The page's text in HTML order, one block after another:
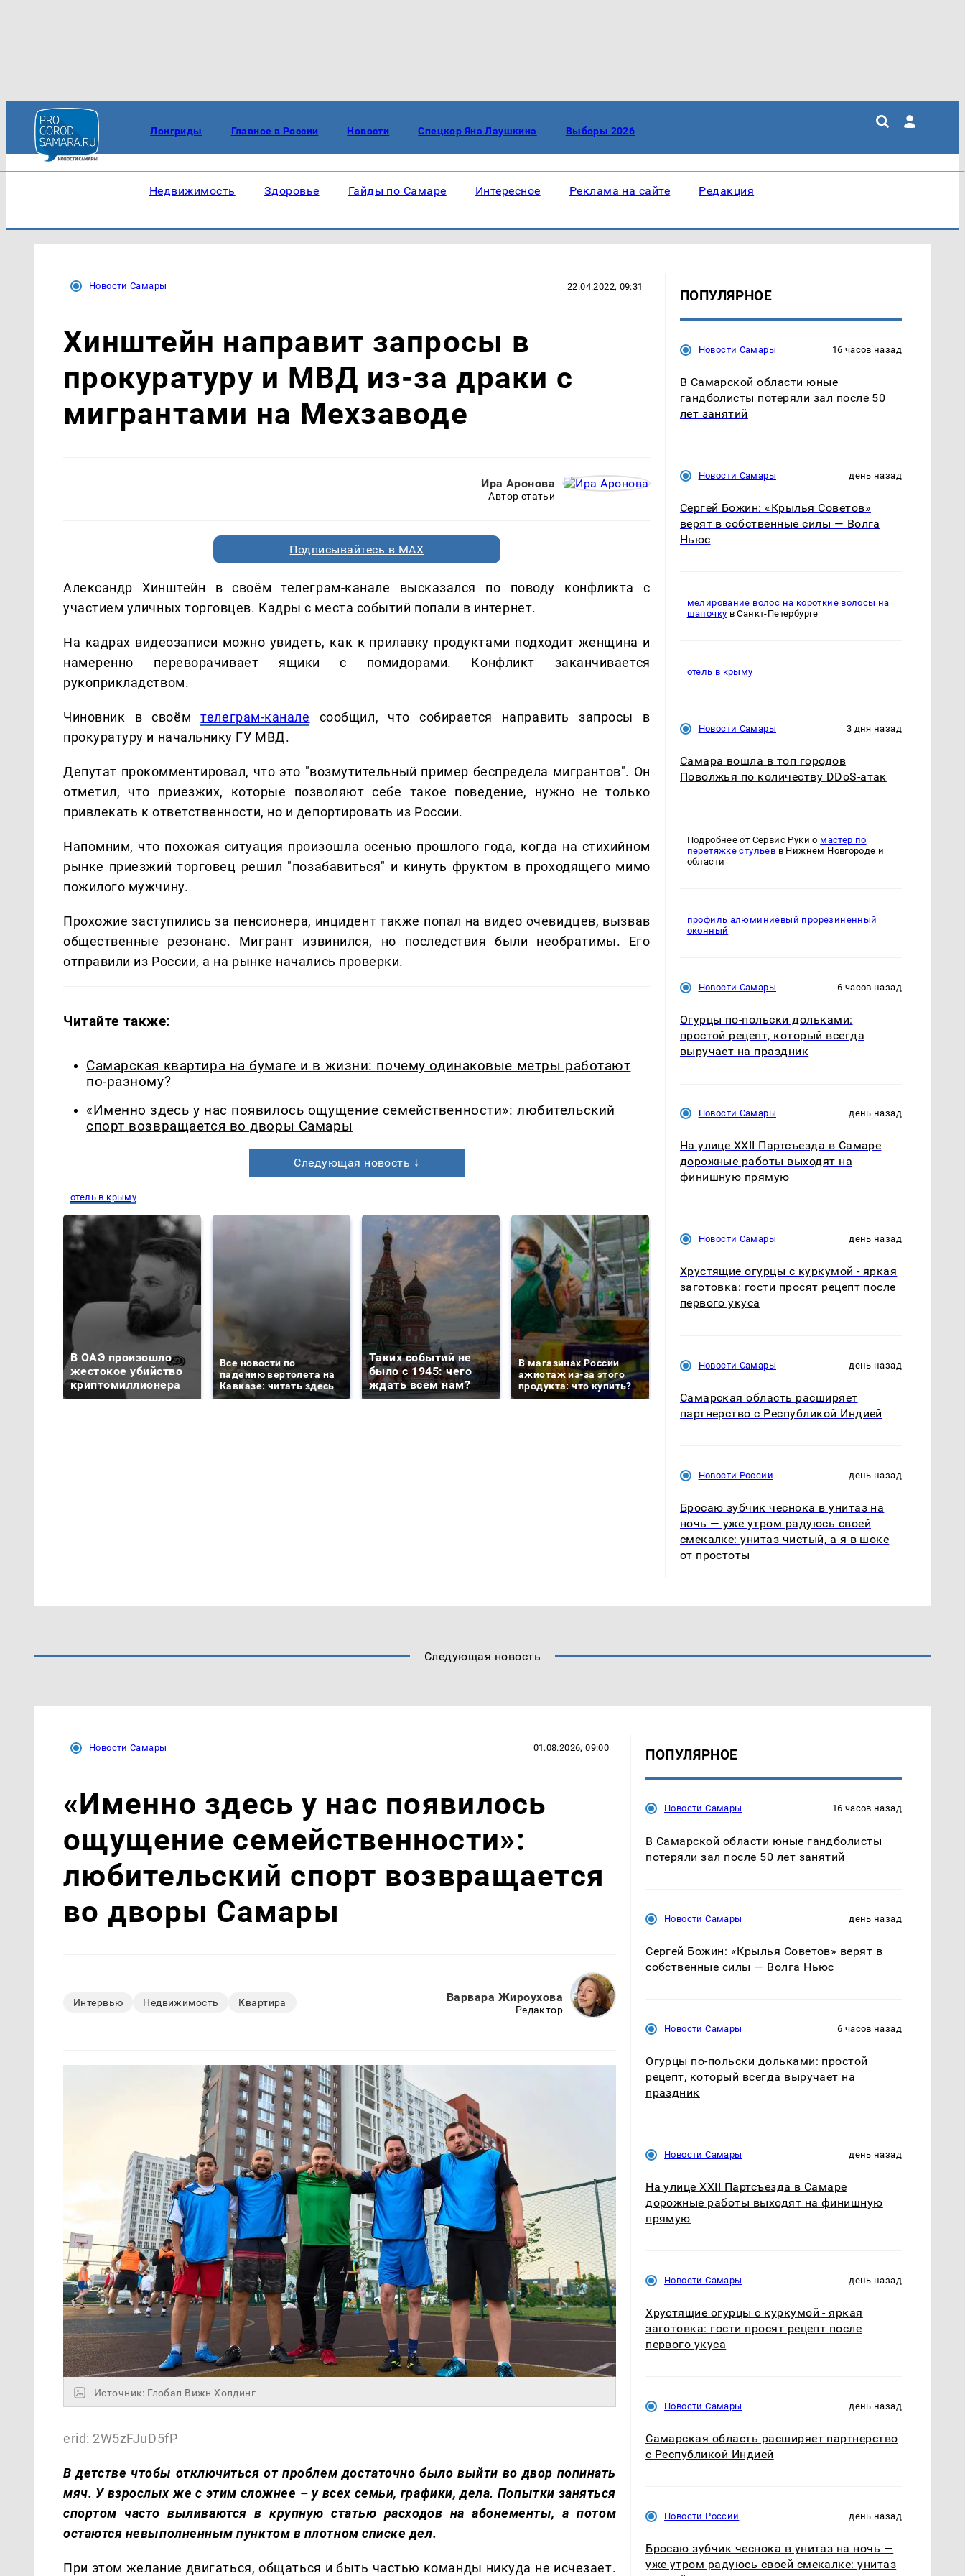
Лонгриды Главное в России Новости Спецкор Яна Лаушкина Выборы 2026
Недвижимость Здоровье Гайды по Самаре Интересное Реклама на сайте Редакция
Новости Самары 22.04.2022, 09:31
Хинштейн направит запросы в
прокуратуру и МВД из-за драки с
мигрантами на Мехзаводе
Ира Аронова
Автор статьи
Подписывайтесь в MAX
Александр Хинштейн в своём телеграм-канале высказался по поводу конфликта с
участием уличных торговцев. Кадры с места событий попали в интернет.
На кадрах видеозаписи можно увидеть, как к прилавку продуктами подходит женщина и
намеренно переворачивает ящики с помидорами. Конфликт заканчивается
рукоприкладством.
Чиновник в своёмтелеграм-канале сообщил, что собирается направить запросы в
прокуратуру и начальнику ГУ МВД.
Депутат прокомментировал, что это "возмутительный пример беспредела мигрантов". Он
отметил, что приезжих, которые позволяют себе такое поведение, нужно не только
привлекать к ответственности, но и депортировать из России.
Напомним, что похожая ситуация произошла осенью прошлого года, когда на стихийном
рынке приезжий торговец решил "позабавиться" и кинуть фруктом в проходящего мимо
пожилого мужчину.
Прохожие заступились за пенсионера, инцидент также попал на видео очевидцев, вызвав
общественные резонанс. Мигрант извинился, но последствия были необратимы. Его
отправили из России, а на рынке начались проверки.
Читайте также:
Самарская квартира на бумаге и в жизни: почему одинаковые метры работают
по-разному?
«Именно здесь у нас появилось ощущение семейственности»: любительский
спорт возвращается во дворы Самары
Следующая новость ↓
отель в крыму
В ОАЭ произошло
жестокое убийство
криптомиллионера
Все новости по
падению вертолета на
Кавказе: читать здесь
Таких событий не
было с 1945: чего
ждать всем нам?
В магазинах России
ажиотаж из-за этого
продукта: что купить?
полицейскую
машину напали и
президентов США и
ПОПУЛЯРНОЕ
Новости Самары 16 часов назад
В Самарской области юные
гандболисты потеряли зал после 50
лет занятий
Новости Самары день назад
Сергей Божин: «Крылья Советов»
верят в собственные силы — Волга
Ньюс
мелирование волос на короткие волосы на
шапочку в Санкт-Петербурге
отель в крыму
Новости Самары 3 дня назад
Самара вошла в топ городов
Поволжья по количеству DDoS-атак
Подробнее от Сервис Руки о мастер по
перетяжке стульев в Нижнем Новгороде и
области
профиль алюминиевый прорезиненный
оконный
Новости Самары 6 часов назад
Огурцы по‑польски дольками:
простой рецепт, который всегда
выручает на праздник
Новости Самары день назад
На улице XXII Партсъезда в Самаре
дорожные работы выходят на
финишную прямую
Новости Самары день назад
Хрустящие огурцы с куркумой - яркая
заготовка: гости просят рецепт после
первого укуса
Новости Самары день назад
Самарская область расширяет
партнерство с Республикой Индией
Новости России день назад
Бросаю зубчик чеснока в унитаз на
ночь — уже утром радуюсь своей
смекалке: унитаз чистый, а я в шоке
от простоты
Следующая новость
Новости Самары 01.08.2026, 09:00
«Именно здесь у нас появилось
ощущение семейственности»:
любительский спорт возвращается
во дворы Самары
Интервью Недвижимость Квартира Варвара Жироухова
Редактор
Источник: Глобал Вижн Холдинг
erid: 2W5zFJuD5fP
В детстве чтобы отключиться от проблем достаточно было выйти во двор попинать
мяч. У взрослых же с этим сложнее – у всех семьи, графики, дела. Попытки заняться
спортом часто выливаются в крупную статью расходов на абонементы, а потом
остаются невыполненным пунктом в плотном списке дел.
При этом желание двигаться, общаться и быть частью команды никуда не исчезает.
ПОПУЛЯРНОЕ
Новости Самары 16 часов назад
В Самарской области юные гандболисты
потеряли зал после 50 лет занятий
Новости Самары день назад
Сергей Божин: «Крылья Советов» верят в
собственные силы — Волга Ньюс
Новости Самары 6 часов назад
Огурцы по‑польски дольками: простой
рецепт, который всегда выручает на
праздник
Новости Самары день назад
На улице XXII Партсъезда в Самаре
дорожные работы выходят на финишную
прямую
Новости Самары день назад
Хрустящие огурцы с куркумой - яркая
заготовка: гости просят рецепт после
первого укуса
Новости Самары день назад
Самарская область расширяет партнерство
с Республикой Индией
Новости России день назад
Бросаю зубчик чеснока в унитаз на ночь —
уже утром радуюсь своей смекалке: унитаз